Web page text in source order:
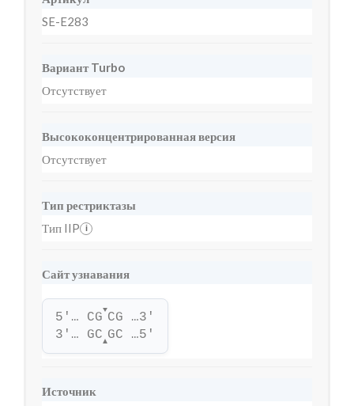
SE-E283
Вариант Turbo
Отсутствует
Высококонцентрированная версия
Отсутствует
Тип рестриктазы
Тип IIP
i
Сайт узнавания
5'… CG
▼
CG …3'
3'… GC▲GC …5'
Источник